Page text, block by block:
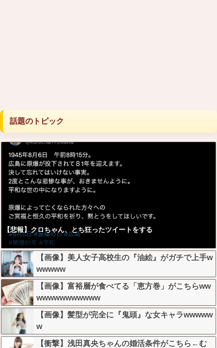
話題のトピック
【悲報】クロちゃん、とち狂ったツイートをする
【画像】美人女子高校生の『油絵』がガチで上手w
wwwww
【画像】富裕層が食べてる「恵方巻」がこちらww
wwwwwwwwwww
【画像】髪型が完全に『鬼頭』な女キャラwwwww
w
【衝撃】浅田真央ちゃんの婚活条件がこちら←む